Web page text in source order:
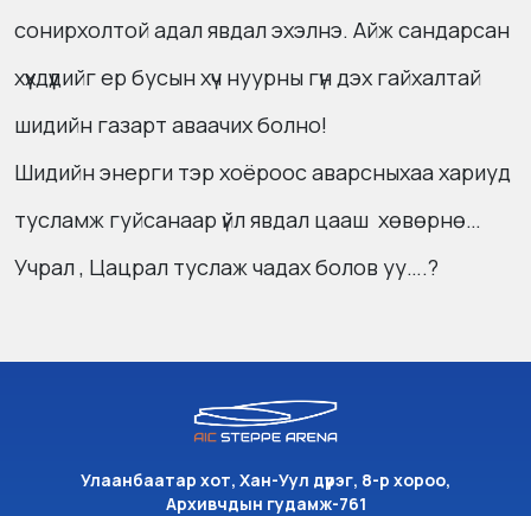
сонирхолтой адал явдал эхэлнэ. Айж сандарсан
хүүхдүүдийг ер бусын хүч нуурны гүн дэх гайхалтай
шидийн газарт аваачих болно!
Шидийн энерги тэр хоёроос аварсныхаа хариуд
тусламж гуйсанаар үйл явдал цааш хөвөрнө…
Учрал , Цацрал туслаж чадах болов уу….?
Улаанбаатар хот, Хан-Уул дүүрэг, 8-р хороо,
Архивчдын гудамж-761